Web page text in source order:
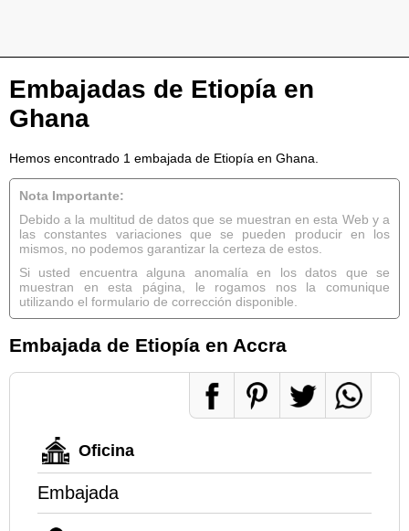
Embajadas de Etiopía en
Ghana
Hemos encontrado 1 embajada de Etiopía en Ghana.
Nota Importante:
Debido a la multitud de datos que se muestran en esta Web y a
las constantes variaciones que se pueden producir en los
mismos, no podemos garantizar la certeza de estos.
Si usted encuentra alguna anomalía en los datos que se
muestran en esta página, le rogamos nos la comunique
utilizando el formulario de corrección disponible.
Embajada de Etiopía en Accra
Oficina
Embajada